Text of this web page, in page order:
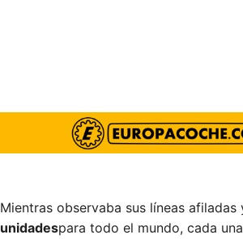
Mientras observaba sus líneas
unidadespara todo el mundo, cada